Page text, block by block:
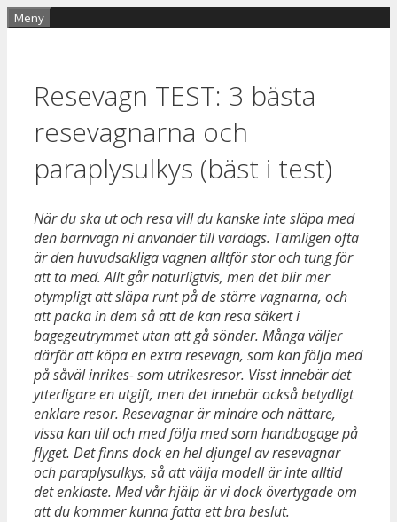
Hoppa
Meny
Resevagn TEST: 3 bästa
resevagnarna och
paraplysulkys (bäst i test)
När du ska ut och resa vill du kanske inte släpa med
den barnvagn ni använder till vardags. Tämligen ofta
är den huvudsakliga vagnen alltför stor och tung för
att ta med. Allt går naturligtvis, men det blir mer
otympligt att släpa runt på de större vagnarna, och
att packa in dem så att de kan resa säkert i
bagegeutrymmet utan att gå sönder. Många väljer
därför att köpa en extra resevagn, som kan följa med
på såväl inrikes- som utrikesresor. Visst innebär det
ytterligare en utgift, men det innebär också betydligt
enklare resor. Resevagnar är mindre och nättare,
vissa kan till och med följa med som handbagage på
flyget. Det finns dock en hel djungel av resevagnar
och paraplysulkys, så att välja modell är inte alltid
det enklaste. Med vår hjälp är vi dock övertygade om
att du kommer kunna fatta ett bra beslut.